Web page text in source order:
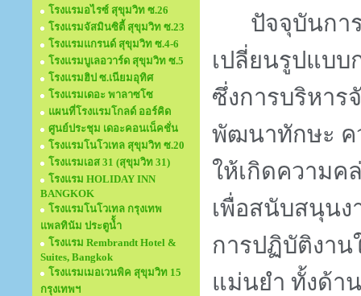
โรงแรมอไรซ์ สุขุมวิท ซ.26
โรงแรมจัสมินซิตี้ สุขุมวิท ซ.23
โรงแรมแกรนด์ สุขุมวิท ซ.4-6
โรงแรมบูเลอวาร์ด สุขุมวิท ซ.5
โรงแรมฮิป ซ.เนียมอุทิศ
โรงแรมเดอะ พาลาซโซ
แผนที่โรงแรมโกลด์ ออร์คิด
ศูนย์ประชุม เดอะคอนเน็คชั่น
โรงแรมโนโวเทล สุขุมวิท ซ.20
โรงแรมเอส 31 (สุขุมวิท 31)
โรงแรม HOLIDAY INN
BANGKOK
โรงแรมโนโวเทล กรุงเทพ
แพลทินัม ประตูนั้ำ
โรงแรม Rembrandt Hotel &
Suites, Bangkok
โรงแรมเมอเวนพิค สุขุมวิท 15
กรุงเทพฯ
ปัจจุบันกา
เปลี่ยนรูปแบบ
ซึ่งการบริหาร
พัฒนาทักษะ ค
ให้เกิดความค
เพื่อสนับสนุนง
การปฏิบัติงาน
แม่นยำ ทั้งด้า